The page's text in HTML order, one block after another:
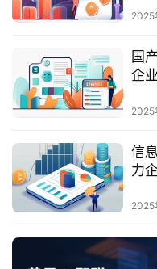
最
2025
国
企
2025
信
力
2025